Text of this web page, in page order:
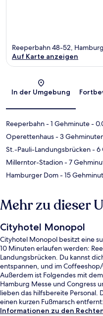
Reeperbahn 48-52,
Auf Karte anzeigen
In der Umgebung
Reeperbahn- 1 Gehminute-
Operettenhaus- 3
St.-Pauli-Landungsbrücken- 6
Millerntor-Stadion- 7
Hamburger Dom- 15
Mehr zu dieser
Cityhotel Monopol
Cityhotel Monopol besitzt eine
10 Minuten erlaufen werden:
Landungsbrücken. Du kannst
entspannen, und im
Außerdem ist Folgendes mit
Hamburg Messe und Congress
lieben das hilfsbereite Personal.
einen kurzen Fußmarsch
Minuten und zur S-Bahnhof
Informationen zu den